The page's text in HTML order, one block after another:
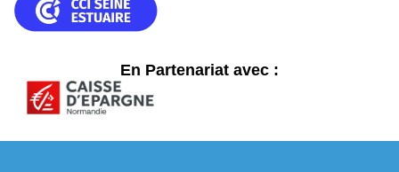
En Partenariat avec :